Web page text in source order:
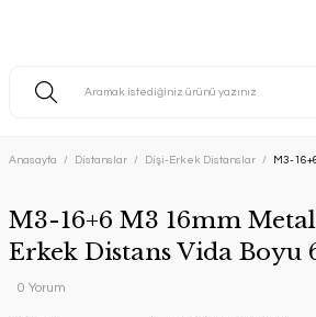
Anasayfa Distanslar Dişi-Erkek Distanslar M3-
M3-16+6 M3 16mm
Erkek Distans Vida Boyu
0 Yorum